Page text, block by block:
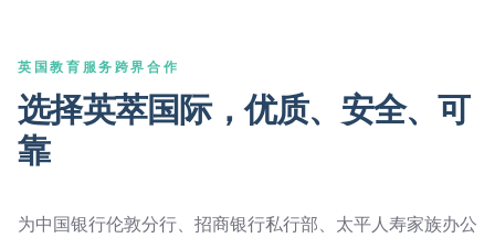
英国教育服务跨界合作
选择英萃国际，优质、安全、可
靠
为中国银行伦敦分行、招商银行私行部、太平人寿家族办公